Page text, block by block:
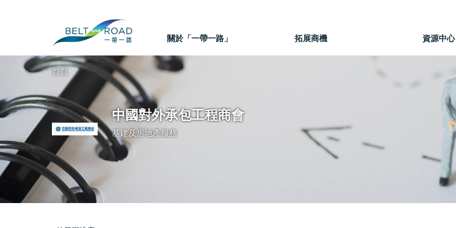
關於「一帶一路」 拓展商機 資源中心
首頁
中國對外承包工程商會
基建及房地產服務